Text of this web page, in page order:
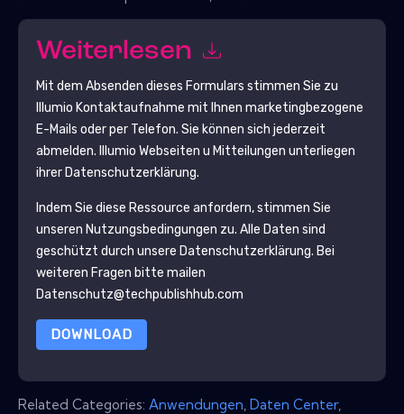
Weiterlesen
Mit dem Absenden dieses Formulars stimmen Sie zu
Illumio Kontaktaufnahme mit Ihnen marketingbezogene
E-Mails oder per Telefon. Sie können sich jederzeit
abmelden.
Illumio Webseiten u Mitteilungen unterliegen
ihrer Datenschutzerklärung.
Indem Sie diese Ressource anfordern, stimmen Sie
unseren Nutzungsbedingungen zu. Alle Daten sind
geschützt durch unsere Datenschutzerklärung. Bei
weiteren Fragen bitte mailen
Datenschutz@techpublishhub.com
DOWNLOAD
Related Categories: Anwendungen Daten Center,